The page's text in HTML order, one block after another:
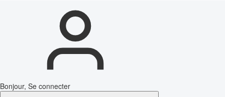
Bonjour, Se connecter